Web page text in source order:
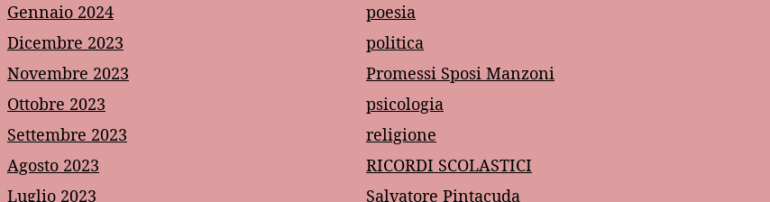
Gennaio 2024
Dicembre 2023
Novembre 2023
Ottobre 2023
Settembre 2023
Agosto 2023
Luglio 2023
poesia
politica
Promessi Sposi Manzoni
psicologia
religione
RICORDI SCOLASTICI
Salvatore Pintacuda